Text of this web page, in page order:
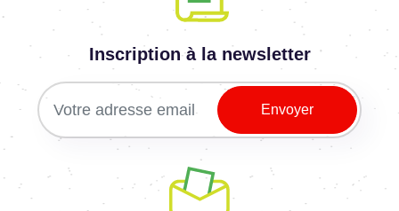
Inscription à la newsletter